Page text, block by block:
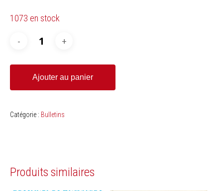
1073 en stock
Ajouter au panier
Catégorie : Bulletins
Produits similaires